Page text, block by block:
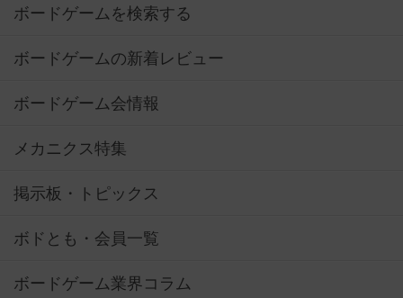
ボードゲームを検索する
ボードゲームの新着レビュー
ボードゲーム会情報
メカニクス特集
掲示板・トピックス
ボドとも・会員一覧
ボードゲーム業界コラム